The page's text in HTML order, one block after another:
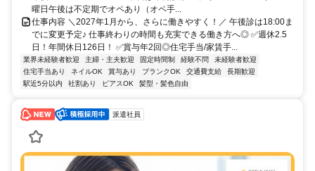
曜日午後は不定期でオペあり（オペ手...
仕事内容 ＼2027年1月から、さらに働きやすく！／ 午後診は18:00ま
でに変更予定♪ 仕事終わりの時間も充実できる働き方へ◎ ✅週休2.5
日！年間休日126日！ ✅賞与年2回◎住宅手当/家賃手...
業界未経験者歓迎 主婦・主夫歓迎 固定時間制 経験不問
未経験者歓迎
住宅手当あり
ネイルOK 賞与あり ブランクOK 交通費支給
長期歓迎
駅近5分以内
社割あり ピアスOK 髪型・髪色自由
派遣社員